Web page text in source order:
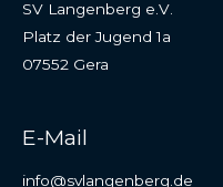
SV Langenberg e.V.
Platz der Jugend 1a
07552 Gera
E-Mail
info@svlangenberg.de